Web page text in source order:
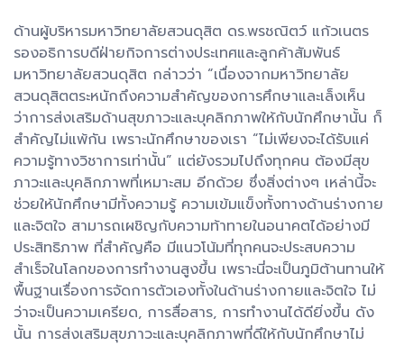
ด้านผู้บริหารมหาวิทยาลัยสวนดุสิต ดร.พรชณิตว์ แก้วเนตร
รองอธิการบดีฝ่ายกิจการต่างประเทศและลูกค้าสัมพันธ์
มหาวิทยาลัยสวนดุสิต กล่าวว่า “เนื่องจากมหาวิทยาลัย
สวนดุสิตตระหนักถึงความสำคัญของการศึกษาและเล็งเห็น
ว่าการส่งเสริมด้านสุขภาวะและบุคลิกภาพให้กับนักศึกษานั้น ก็
สำคัญไม่แพ้กัน เพราะนักศึกษาของเรา “ไม่เพียงจะได้รับแค่
ความรู้ทางวิชาการเท่านั้น” แต่ยังรวมไปถึงทุกคน ต้องมีสุข
ภาวะและบุคลิกภาพที่เหมาะสม อีกด้วย ซึ่งสิ่งต่างๆ เหล่านี้จะ
ช่วยให้นักศึกษามีทั้งความรู้ ความเข้มแข็งทั้งทางด้านร่างกาย
และจิตใจ สามารถเผชิญกับความท้าทายในอนาคตได้อย่างมี
ประสิทธิภาพ ที่สำคัญคือ มีแนวโน้มที่ทุกคนจะประสบความ
สำเร็จในโลกของการทำงานสูงขึ้น เพราะนี่จะเป็นภูมิต้านทานให้
พื้นฐานเรื่องการจัดการตัวเองทั้งในด้านร่างกายและจิตใจ ไม่
ว่าจะเป็นความเครียด, การสื่อสาร, การทำงานได้ดียิ่งขึ้น ดัง
นั้น การส่งเสริมสุขภาวะและบุคลิกภาพที่ดีให้กับนักศึกษาไม่